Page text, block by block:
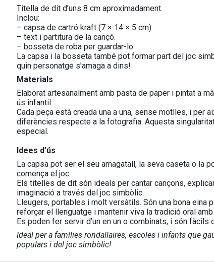
Titella de dit d’uns 8 cm aproximadament.
Inclou:
– capsa de cartró kraft (7 × 14 × 5 cm)
– text i partitura de la cançó.
– bosseta de roba per guardar-lo.
La capsa i la bosseta també pot formar part del joc
quin personatge s’amaga a dins!
Materials
Elaborat artesanalment amb pasta de paper i pintat a
ús infantil.
Cada peça està creada una a una, sense motlles, i per
diferències respecte a la fotografia. Aquesta
especial.
Idees d’ús
La capsa pot ser el seu amagatall, la seva caseta o la
comença el joc.
Els titelles de dit són ideals per cantar cançons,
imaginació a través del joc simbòlic.
Lleugers, portables i molt versàtils. Són una bona eina
reforçar el llenguatge i mantenir viva la tradició oral
Es poden fer servir d’un en un o combinats, i són fàcils
Ideal per a famílies rondallaires, escoles i infants que
populars i del joc simbòlic!